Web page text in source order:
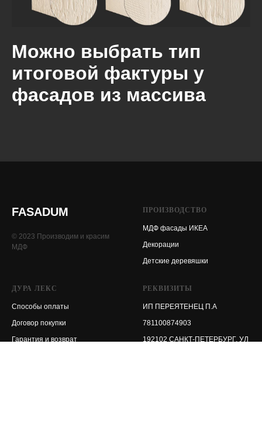
Можно выбрать тип
итоговой фактуры у
фасадов из массива
FASADUM
© 2023 Производим и красим
МДФ
ПРОИЗВОДСТВО
МДФ фасады ИКЕА
Декорации
Детские деревяшки
ДУРА ЛЕКС
Способы оплаты
Договор покупки
Гарантия и возврат
РЕКВИЗИТЫ
ИП ПЕРЕЯТЕНЕЦ П.А
781100874903
192102 САНКТ-ПЕТЕРБУРГ, УЛ